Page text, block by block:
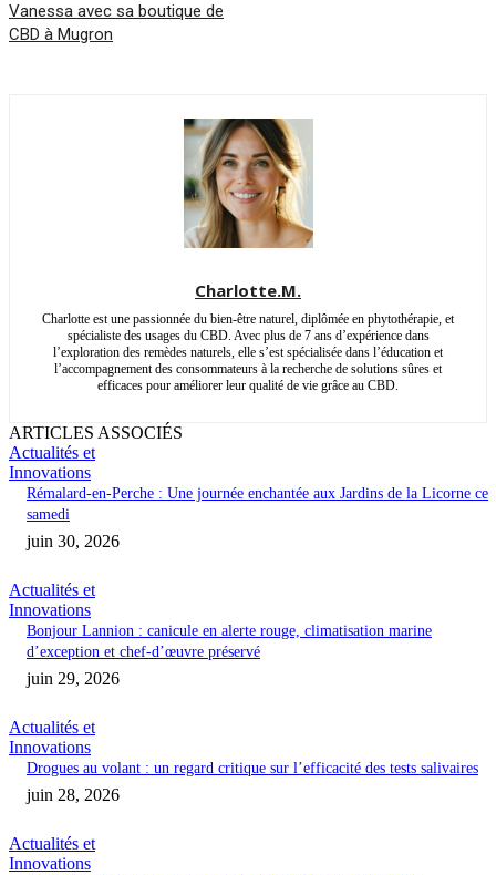
Vanessa avec sa boutique de
CBD à Mugron
Charlotte.M.
Charlotte est une passionnée du bien-être naturel, diplômée en phytothérapie, et
spécialiste des usages du CBD. Avec plus de 7 ans d’expérience dans
l’exploration des remèdes naturels, elle s’est spécialisée dans l’éducation et
l’accompagnement des consommateurs à la recherche de solutions sûres et
efficaces pour améliorer leur qualité de vie grâce au CBD.
ARTICLES ASSOCIÉS
Actualités et
Innovations
Rémalard-en-Perche : Une journée enchantée aux Jardins de la Licorne ce
samedi
juin 30, 2026
Actualités et
Innovations
Bonjour Lannion : canicule en alerte rouge, climatisation marine
d’exception et chef-d’œuvre préservé
juin 29, 2026
Actualités et
Innovations
Drogues au volant : un regard critique sur l’efficacité des tests salivaires
juin 28, 2026
Actualités et
Innovations